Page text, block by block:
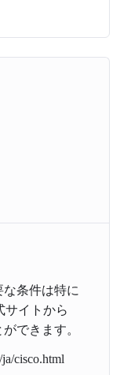
条件は特に
サイトから
できます。
cisco.html